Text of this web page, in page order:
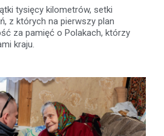
tysięcy kilometrów, setki
z których na pierwszy plan
za pamięć o Polakach, którzy
kraju.